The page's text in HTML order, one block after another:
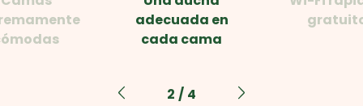
adecuada en
cada cama
2 / 4